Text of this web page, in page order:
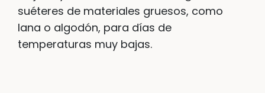
suéteres de materiales gruesos, como
lana o algodón, para días de
temperaturas muy bajas.